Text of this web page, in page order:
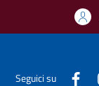
Seguici su